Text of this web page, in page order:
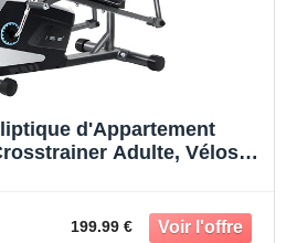
d'Appartement
Adulte, Vélos
KG, SY-9801
199.99 €